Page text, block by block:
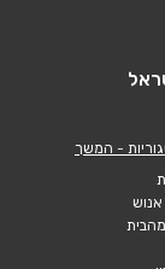
- המשך